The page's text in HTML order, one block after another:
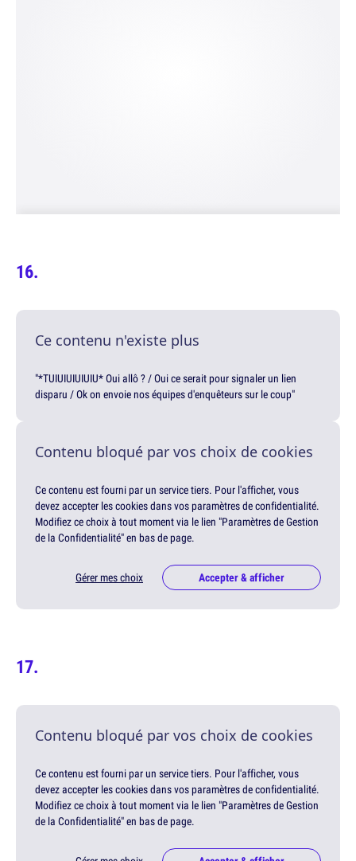
Ce contenu n'existe plus
"*TUIUIUIUIUIU* Oui allô ? / Oui ce serait pour signaler un lien
disparu / Ok on envoie nos équipes d'enquêteurs sur le coup"
Contenu bloqué par vos choix de cookies
Ce contenu est fourni par un service tiers. Pour l'afficher, vous
devez accepter les cookies dans vos paramètres de confidentialité.
Modifiez ce choix à tout moment via le lien "Paramètres de Gestion
de la Confidentialité" en bas de page.
Gérer mes choix Accepter & afficher
Contenu bloqué par vos choix de cookies
Ce contenu est fourni par un service tiers. Pour l'afficher, vous
devez accepter les cookies dans vos paramètres de confidentialité.
Modifiez ce choix à tout moment via le lien "Paramètres de Gestion
de la Confidentialité" en bas de page.